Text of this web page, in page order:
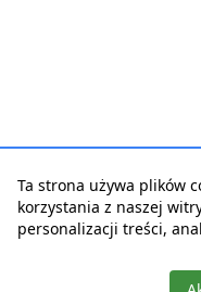
Ta strona używa plików
korzystania z naszej
personalizacji treści,